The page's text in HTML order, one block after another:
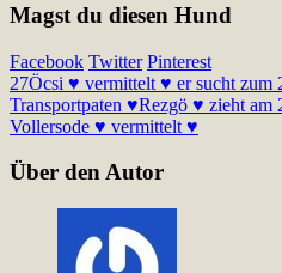
Magst du diesen Hund
Facebook Twitter Pinterest
27Öcsi ♥ vermittelt ♥ er sucht zum
Transportpaten ♥Rezgö ♥ zieht am
Vollersode ♥ vermittelt ♥
Über den Autor